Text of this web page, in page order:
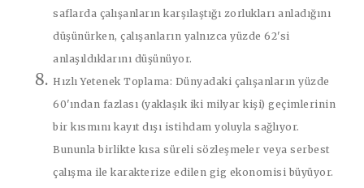
saflarda çalışanların karşılaştığı zorlukları anladığını
düşünürken, çalışanların yalnızca yüzde 62'si
anlaşıldıklarını düşünüyor.
Hızlı Yetenek Toplama: Dünyadaki çalışanların yüzde
60'ından fazlası (yaklaşık iki milyar kişi) geçimlerinin
bir kısmını kayıt dışı istihdam yoluyla sağlıyor.
Bununla birlikte kısa süreli sözleşmeler veya serbest
çalışma ile karakterize edilen gig ekonomisi büyüyor.